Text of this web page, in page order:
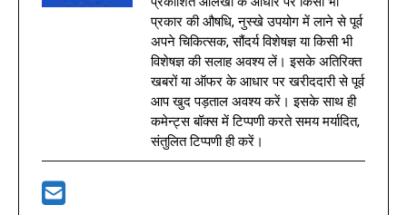
प्रकार की औषधि, नुस्खे उपयोग में लाने से पूर्व
अपने चिकित्सक, सौंदर्य विशेषज्ञ या किसी भी
विशेषज्ञ की सलाह अवश्य लें। इसके अतिरिक्त
खबरों या ऑफर के आधार पर खरीददारी से पूर्व
आप खुद पड़ताल अवश्य करें। इसके साथ ही
कमेन्ट्स बॉक्स में टिप्पणी करते समय मर्यादित,
संतुलित टिप्पणी ही करें।